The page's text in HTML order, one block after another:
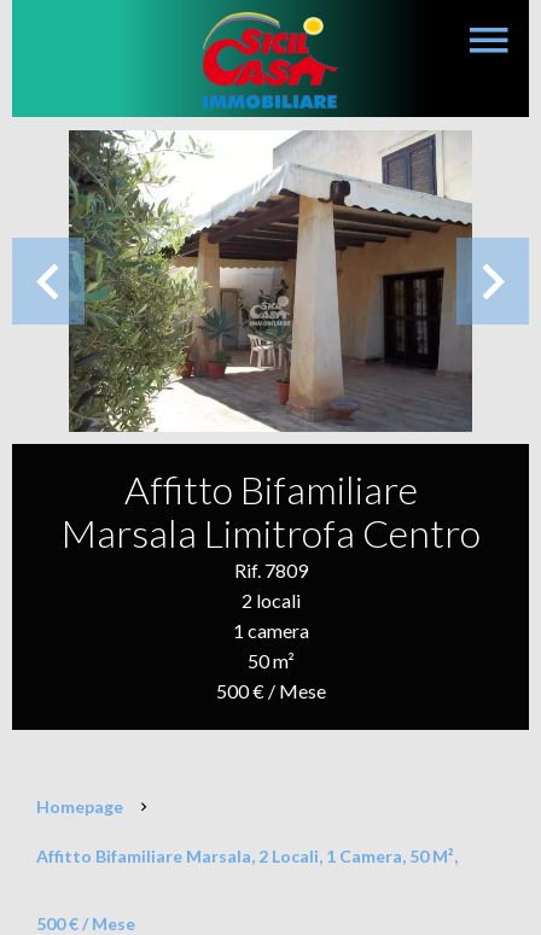
Affitto Bifamiliare
Marsala Limitrofa Centro
Rif. 7809
2 locali
1 camera
50 m²
500 € / Mese
Homepage
Affitto Bifamiliare Marsala, 2 Locali, 1 Camera, 50 M²,
500 € / Mese